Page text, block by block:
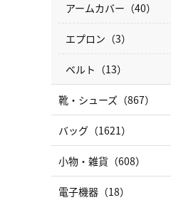
アームカバー（40）
エプロン（3）
ベルト（13）
靴・シューズ（867）
バッグ（1621）
小物・雑貨（608）
電子機器（18）